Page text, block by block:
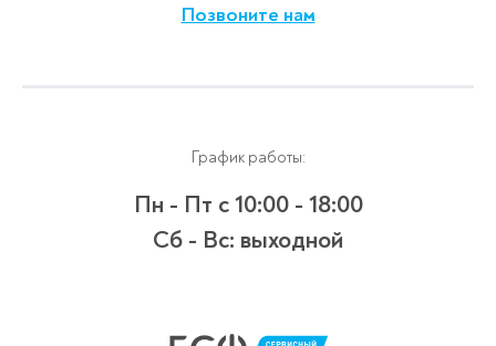
Позвоните нам
График работы:
Пн - Пт с 10:00 - 18:00
Сб - Вс: выходной